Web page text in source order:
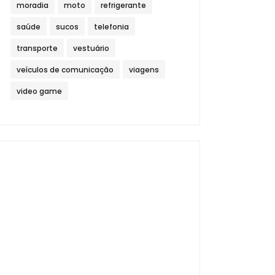
moradia moto refrigerante
saúde sucos telefonia
transporte vestuário
veículos de comunicação viagens
video game